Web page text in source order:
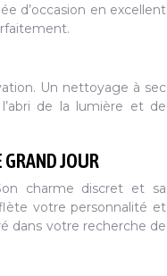
d’occasion en excellent
Un nettoyage à sec
de la lumière et de
GRAND JOUR
charme discret et sa
votre personnalité et
dans votre recherche de